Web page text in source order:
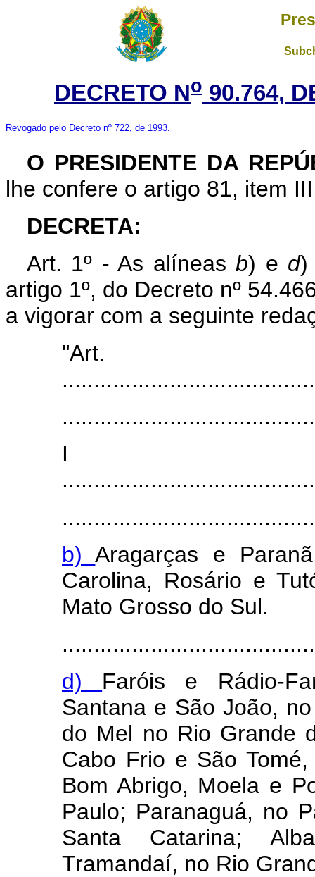
DECRETO No 90.764,
Revogado pelo Decreto nº 722, de 1993.
O PRESIDENTE DA
lhe confere o artigo 81, item
DECRETA:
Art. 1º - As alíneas b) e d)
artigo 1º, do Decreto nº
a vigorar com a seguinte
I
b)Aragarças e
Carolina, Rosário e
Mato Grosso do Sul.
d) Faróis e Rádio-
Santana e São João,
do Mel no Rio Grande
Cabo Frio e São
Bom Abrigo, Moela e
Paulo; Paranaguá, no
Santa Catarina;
Tramandaí, no Rio